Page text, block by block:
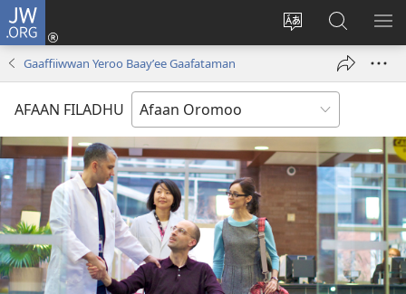
JW.ORG
Afaan
weebsaayitii
Gali
(opens
JW.ORG
Irraa
Barbaadi
Gaaffiiwwan Yeroo Baayʼee Gaafataman
AFAAN FILADHU